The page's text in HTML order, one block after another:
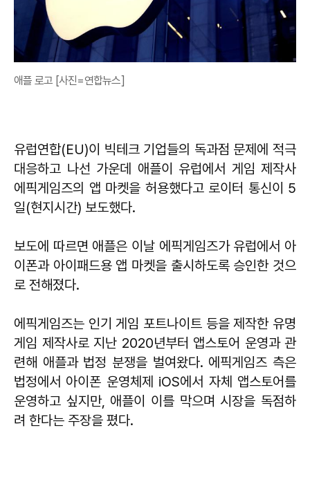
애플 로고 [사진=연합뉴스]
유럽연합(EU)이 빅테크 기업들의 독과점 문제에 적극
대응하고 나선 가운데 애플이 유럽에서 게임 제작사
에픽게임즈의 앱 마켓을 허용했다고 로이터 통신이 5
일(현지시간) 보도했다.
보도에 따르면 애플은 이날 에픽게임즈가 유럽에서 아
이폰과 아이패드용 앱 마켓을 출시하도록 승인한 것으
로 전해졌다.
에픽게임즈는 인기 게임 포트나이트 등을 제작한 유명
게임 제작사로 지난 2020년부터 앱스토어 운영과 관
련해 애플과 법정 분쟁을 벌여왔다. 에픽게임즈 측은
법정에서 아이폰 운영체제 iOS에서 자체 앱스토어를
운영하고 싶지만, 애플이 이를 막으며 시장을 독점하
려 한다는 주장을 폈다.